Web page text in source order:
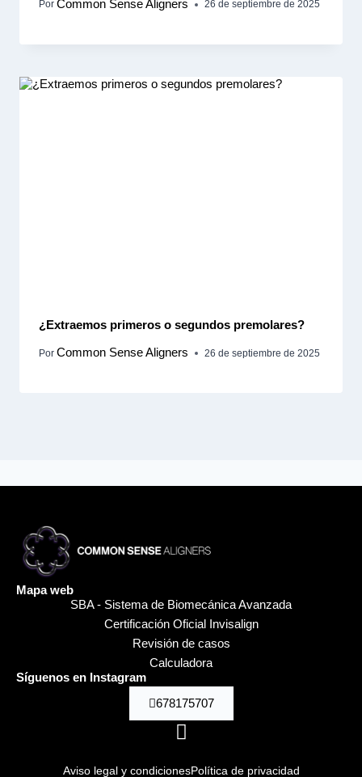
Por Common Sense Aligners 26 de septiembre de 2025
¿Extraemos primeros o segundos premolares?
Por Common Sense Aligners 26 de septiembre de 2025
Mapa web
SBA - Sistema de Biomecánica Avanzada
Certificación Oficial Invisalign
Revisión de casos
Calculadora
Síguenos en Instagram
678175707
Aviso legal y condicionesPolítica de privacidad